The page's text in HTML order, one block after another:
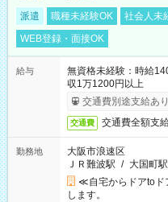
派遣 職種未経験OK 社会人未
WEB登録・面接OK
給与
無資格未経験：時給
収1万1200円以上
交通費別途支給あり
交通費 交通費全額支
勤務地
大阪市浪速区
ＪＲ難波駅 / 大国町駅
≪自宅からドアtoド
します。